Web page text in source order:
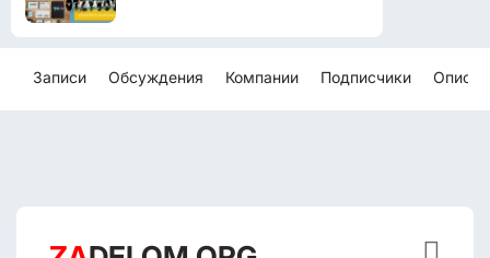
Записи Обсуждения Компании Подписчики